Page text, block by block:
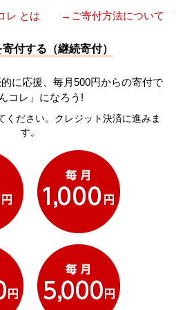
レ とは →ご寄付方法について
付する（継続寄付）
に応援、毎月500円からの寄付で
んコレ」になろう!
ください。クレジット決済に進みま
す。